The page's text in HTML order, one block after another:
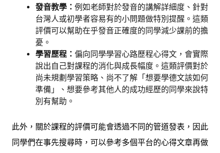
發音教學： 例如老師對於發音的講解詳細度、針對
台灣人或初學者容易有的小問題做特別提醒。這類
評價可以幫助在乎發音正確度的同學減少課前的擔
憂。
學習歷程： 偏向同學學習心路歷程心得文，會實際
說出自己對課程的消化與成長幅度。這類評價對於
尚未規劃學習策略、尚不了解「想要學德文該如何
準備」、想要參考其他人的成功經歷的同學來說特
別有幫助。
此外，關於課程的評價可能會透過不同的管道發表，因此
同學們在事先搜尋時，可以參考多個平台的心得文章再做